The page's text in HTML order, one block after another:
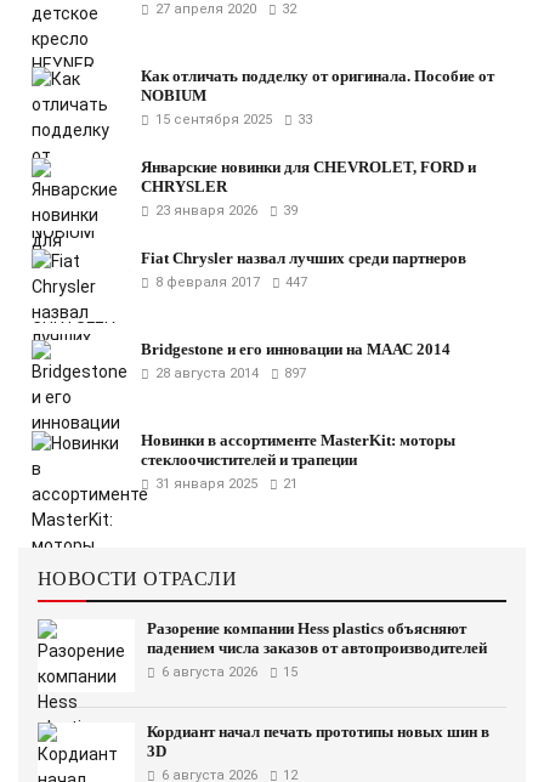
27 апреля 2020 32
Как отличать подделку от оригинала. Пособие от
NOBIUM
15 сентября 2025 33
Январские новинки для CHEVROLET, FORD и
CHRYSLER
23 января 2026 39
Fiat Chrysler назвал лучших среди партнеров
8 февраля 2017 447
Bridgestone и его инновации на МААС 2014
28 августа 2014 897
Новинки в ассортименте MasterKit: моторы
стеклоочистителей и трапеции
31 января 2025 21
НОВОСТИ ОТРАСЛИ
Разорение компании Hess plastics объясняют
падением числа заказов от автопроизводителей
6 августа 2026 15
Кордиант начал печать прототипы новых шин в
3D
6 августа 2026 12